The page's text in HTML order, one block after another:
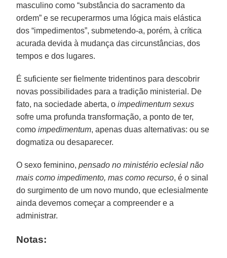
masculino como “substância do sacramento da
ordem” e se recuperarmos uma lógica mais elástica
dos “impedimentos”, submetendo-a, porém, à crítica
acurada devida à mudança das circunstâncias, dos
tempos e dos lugares.
É suficiente ser fielmente tridentinos para descobrir
novas possibilidades para a tradição ministerial. De
fato, na sociedade aberta, oimpedimentum sexus
sofre uma profunda transformação, a ponto de ter,
comoimpedimentum, apenas duas alternativas: ou se
dogmatiza ou desaparecer.
O sexo feminino,pensado no ministério eclesial não
mais como impedimento, mas como recurso, é o sinal
do surgimento de um novo mundo, que eclesialmente
ainda devemos começar a compreender e a
administrar.
Notas: